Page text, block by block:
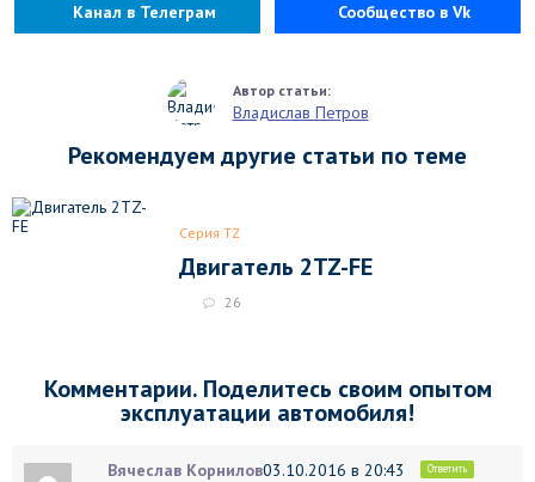
Канал в Телеграм Сообщество в Vk
Владислав Петров
Рекомендуем другие статьи по теме
Серия TZ
Двигатель 2TZ-FE
26
Комментарии. Поделитесь своим опытом
эксплуатации автомобиля!
Вячеслав Корнилов03.10.2016 в 20:43 Ответить